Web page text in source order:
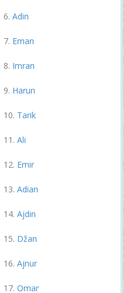
Adin
Eman
Imran
Harun
Tarik
Ali
Emir
Adian
Ajdin
Džan
Ajnur
Omar